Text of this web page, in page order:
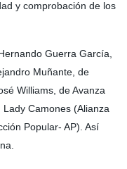
y comprobación de los
Guerra García,
Muñante, de
Williams, de Avanza
Camones (Alianza
Popular- AP). Así